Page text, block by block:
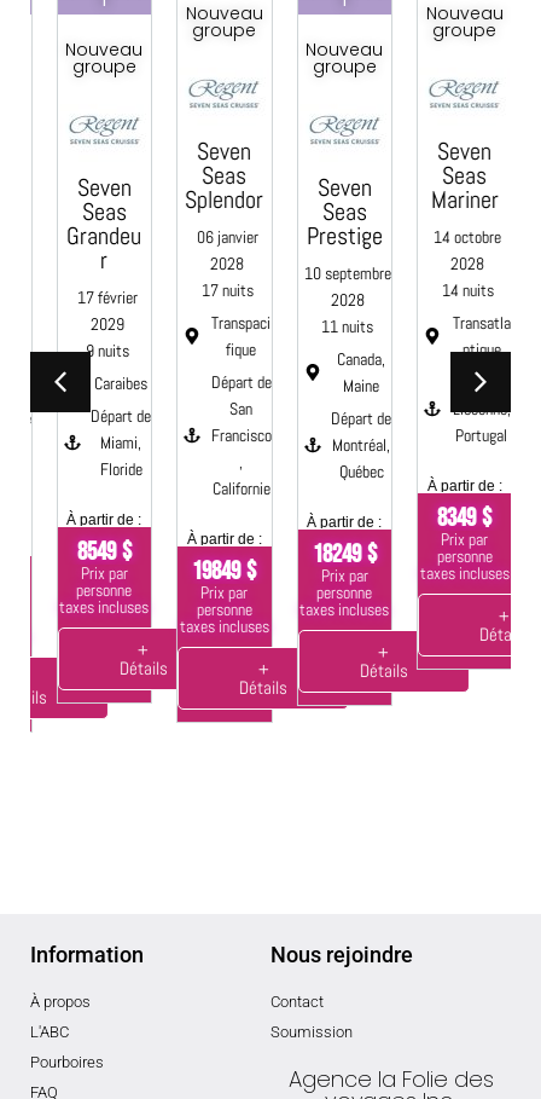
Nouveau
groupe
Seven
Seas
Grandeu
17 février
2029
9 nuits
Caraibes
Départ de
Miami,
Floride
À partir de :
8549 $
Prix par
personne
taxes incluses
Détails
Nouveau
groupe
Seven
Seas
Splendor
06 janvier
2028
17 nuits
Transpaci
fique
Départ de
San
Francisco
Californie
À partir de :
19849 $
Prix par
personne
taxes incluses
Détails
Nouveau
groupe
Seven
Seas
Prestige
10 septembre
2028
11 nuits
Canada,
Maine
Départ de
Montréal,
Québec
À partir de :
18249 $
Prix par
personne
taxes incluses
Détails
Nouveau
groupe
Seven
Seas
Mariner
14 octobre
2028
14 nuits
Transatla
ntique
Départ de
Lisbonne,
Portugal
À partir de :
8349 $
Prix par
personne
taxes incluses
Détails
Information
À propos
L'ABC
Pourboires
FAQ
Nous rejoindre
Contact
Soumission
Agence la Folie des